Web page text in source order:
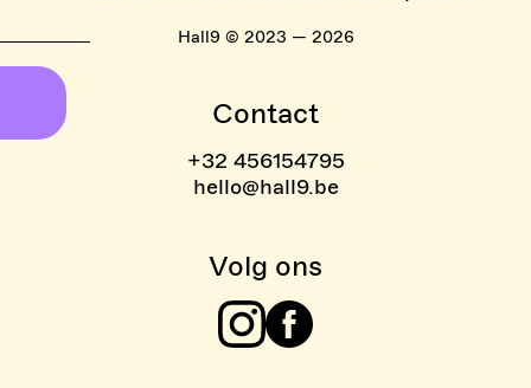
Hall9 © 2023 — 2026
Contact
+32 456154795
hello@hall9.be
Volg ons